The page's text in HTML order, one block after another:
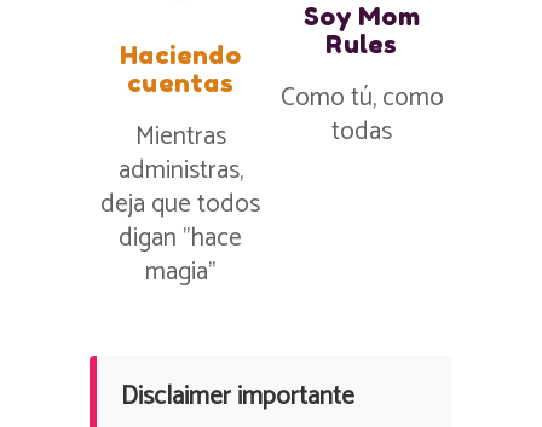
Haciendo
cuentas
Mientras
administras,
deja que todos
digan ”hace
magia”
Soy Mom
Rules
Como tú, como
todas
Disclaimer importante